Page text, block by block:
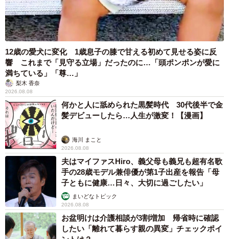
12歳の愛犬に変化 1歳息子の膝で甘える初めて見せる姿に反
響 これまで「見守る立場」だったのに…「頭ポンポンが愛に
満ちている」「尊…」
梨木 香奈
2026.08.08
何かと人に舐められた黒髪時代 30代後半で金
髪デビューしたら…人生が激変！【漫画】
海川 まこと
2026.08.08
夫はマイファスHiro、義父母も義兄も超有名歌
手の28歳モデル兼俳優が第1子出産を報告「母
子ともに健康…日々、大切に過ごしたい」
まいどなトピック
2026.08.08
お盆明けは介護相談が3割増加 帰省時に確認
したい「離れて暮らす親の異変」チェックポイ